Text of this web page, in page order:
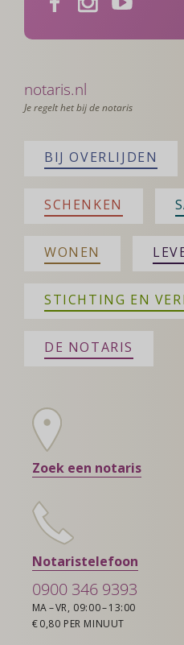
notaris.nl
Je regelt het bij de notaris
BIJ OVERLIJDEN
SCHENKEN
WONEN
STICHTING EN
DE NOTARIS
Zoek een notaris
Notaristelefoon
0900 346 9393
MA – VR, 09:00 – 13:00
€ 0,80 PER MINUUT